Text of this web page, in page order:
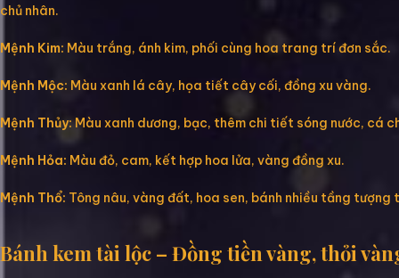
chủ nhân.
Mệnh Kim: Màu trắng, ánh kim, phối cùng hoa trang trí đơn sắc.
Mệnh Mộc: Màu xanh lá cây, họa tiết cây cối, đồng xu vàng.
Mệnh Thủy:Màu xanh dương, bạc, thêm chi tiết sóng nước, cá
Mệnh Hỏa: Màu đỏ, cam, kết hợp hoa lửa, vàng đồng xu.
Mệnh Thổ: Tông nâu, vàng đất, hoa sen, bánh nhiều tầng tượng
Bánh kem tài lộc – Đồng tiền vàng, thỏi